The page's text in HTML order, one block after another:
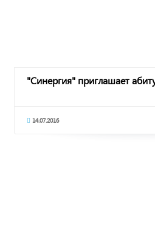
"Синергия" приглашает
14.07.2016